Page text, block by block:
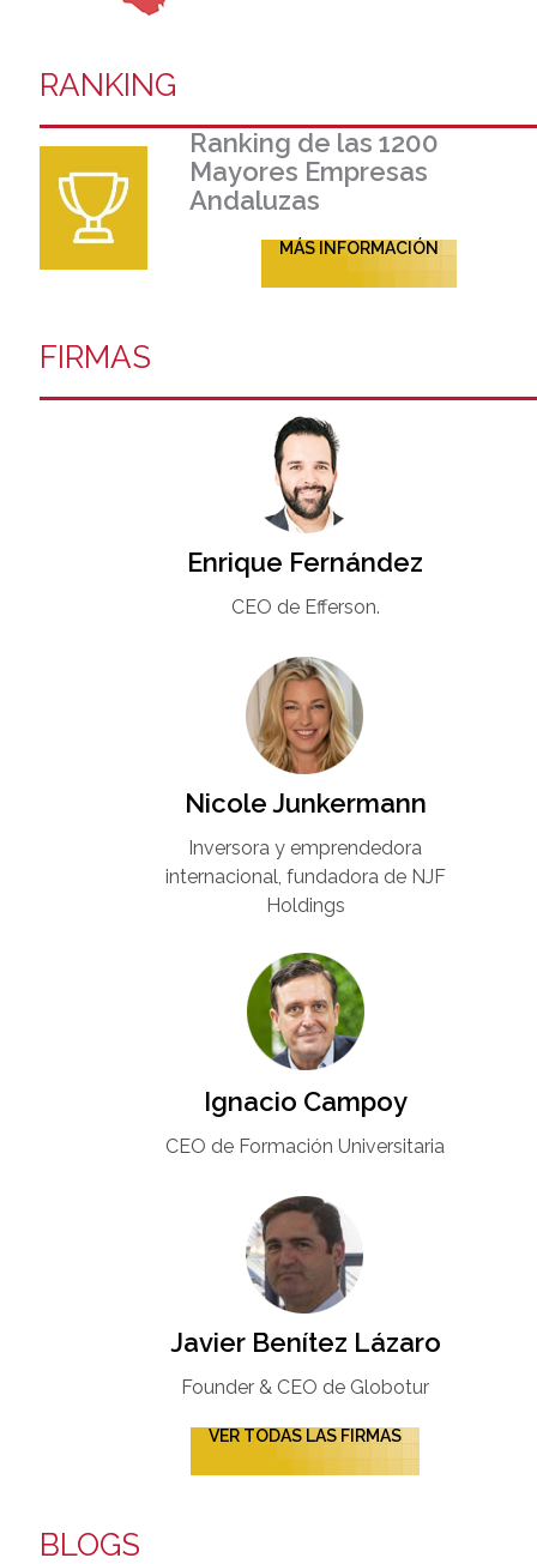
RANKING
Ranking de las 1200
Mayores Empresas
Andaluzas
MÁS INFORMACIÓN
FIRMAS
Enrique Fernández
CEO de Efferson.
Nicole Junkermann​
Inversora y emprendedora
internacional, fundadora de NJF
Holdings
Ignacio Campoy​
CEO de Formación Universitaria​
Javier Benítez Lázaro
Founder & CEO de Globotur​
VER TODAS LAS FIRMAS
BLOGS